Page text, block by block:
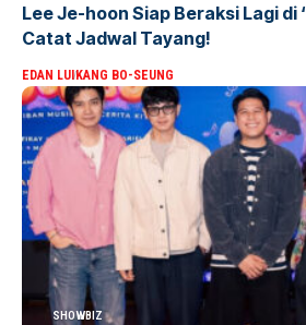
Lee Je-hoon Siap Beraksi Lagi di
Catat Jadwal Tayang!
EDAN LUIKANG BO-SEUNG
SHOWBIZ